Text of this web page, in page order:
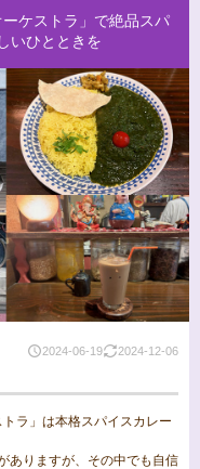
ケストラ」で絶品スパ
いひとときを
2024-06-19 2024-12-06
ラ」は本格スパイスカレー
ありますが、その中でも自信